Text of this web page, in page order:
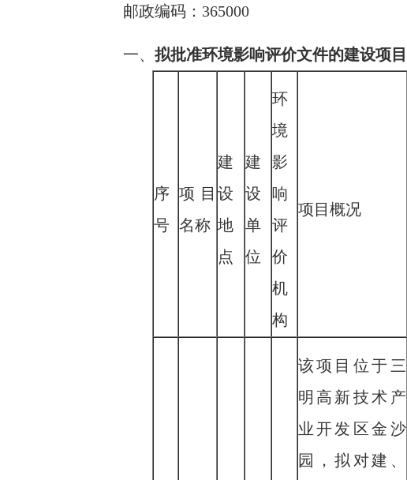
邮政编码： 365000
一、拟批准环境影响评价文件的建设项目
序
号
项目
名称
建
设
地
点
建
设
单
位
环
境
影
响
评
价
机
构
项目概况
该项目位于 三
明高新技术产
业开发区金沙
园
，拟 对建、